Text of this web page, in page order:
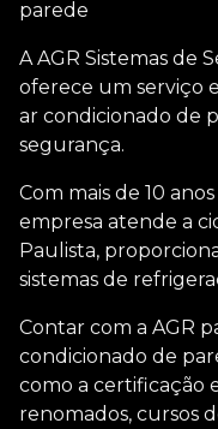
parede
A AGR Sistemas de
oferece um serviço
ar condicionado de
segurança.
Com mais de 10
empresa atende a
Paulista,
sistemas de
Contar com a AGR
condicionado de
como a certificação
renomados, cursos